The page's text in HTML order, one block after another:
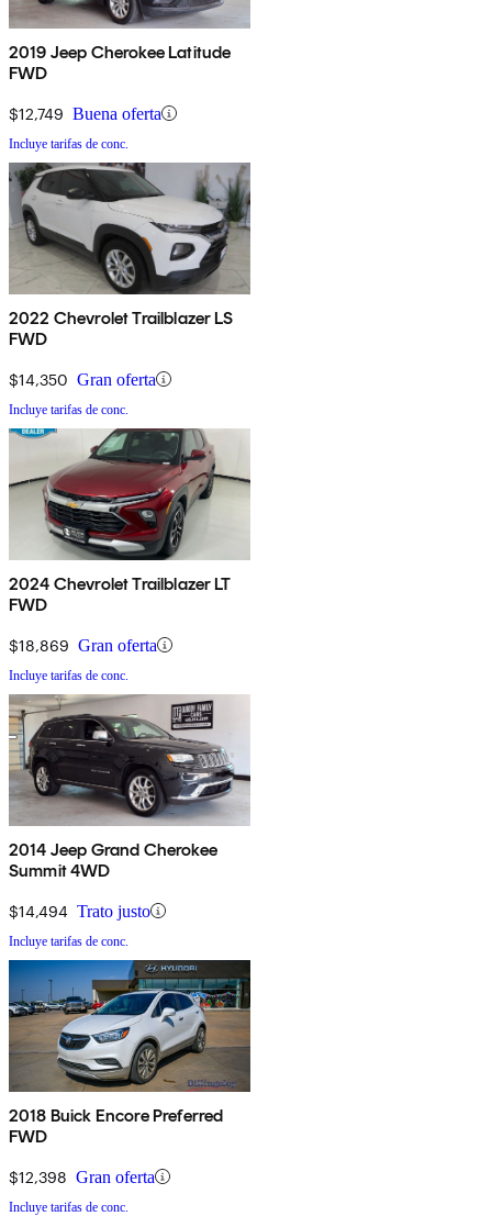
2019 Jeep Cherokee Latitude
FWD
$12,749 Buena oferta
Incluye tarifas de conc.
2022 Chevrolet Trailblazer LS
FWD
$14,350 Gran oferta
Incluye tarifas de conc.
2024 Chevrolet Trailblazer LT
FWD
$18,869 Gran oferta
Incluye tarifas de conc.
2014 Jeep Grand Cherokee
Summit 4WD
$14,494 Trato justo
Incluye tarifas de conc.
2018 Buick Encore Preferred
FWD
$12,398 Gran oferta
Incluye tarifas de conc.